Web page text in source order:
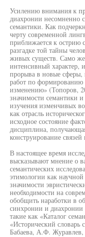
Усилению внимания к
диахронии несомненно
семантики. Как
черту современной
приближается к острию
разгадке той тайны
живых существ. Само же
интенсивный характер,
прорыва в новые сферы,
работ по
изменению» (Топоров,
значимости семантики
изучения изменчивых
как отрасль
исходное состояние
дисциплина,
конструирование
В настоящее время
высказывают мнение о
семантических
этимологии как
значимости
необходимости на
обобщить наработки в
синхронии и диахронии
такие как «Каталог
«Исторический словарь
Бабаева, А.Ф.